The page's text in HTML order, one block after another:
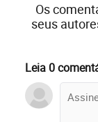
Os
seus
Leia 0